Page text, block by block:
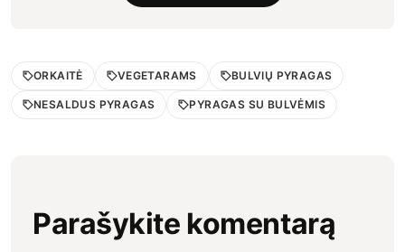
ORKAITĖ VEGETARAMS BULVIŲ PYRAGAS
NESALDUS PYRAGAS PYRAGAS SU BULVĖMIS
Parašykite komentarą